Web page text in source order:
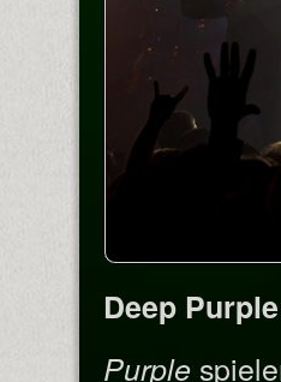
Deep
Purple